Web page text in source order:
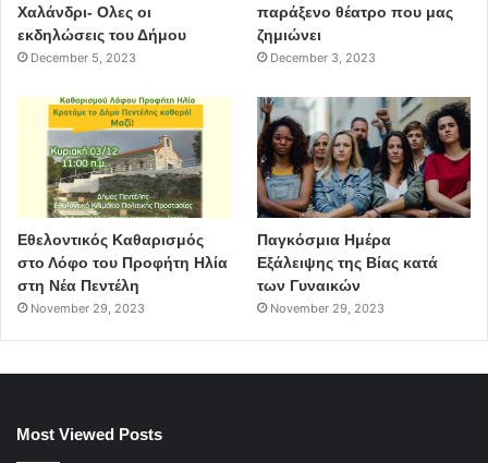
αποτελούν την πρώτη του συγγραφική απόπειρα.
πρόταση Οι Βελουδένιες
Μιχάλης Χορευτάκης
Χαλάνδρι- Ολες οι
εκδηλώσεις του Δήμου
December 5, 2023
παράξενο θέατρο που μας
ζημιώνει
December 3, 2023
Εθελοντικός Καθαρισμός
στο Λόφο του Προφήτη Ηλία
στη Νέα Πεντέλη
November 29, 2023
Παγκόσμια Ημέρα
Εξάλειψης της Βίας κατά
των Γυναικών
November 29, 2023
Most Viewed Posts